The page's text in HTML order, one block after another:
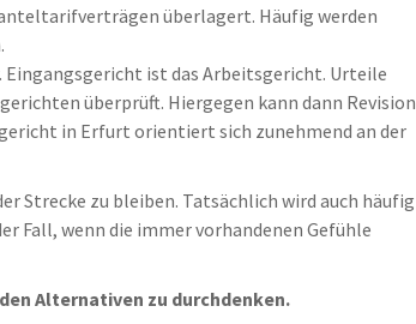
überlagert. Häufig werden
. Eingangsgericht ist das Arbeitsgericht. Urteile
überprüft. Hiergegen kann dann Revision
in Erfurt orientiert sich zunehmend an der
Strecke zu bleiben. Tatsächlich wird auch häufig
Fall, wenn die immer vorhandenen Gefühle
Alternativen zu durchdenken.